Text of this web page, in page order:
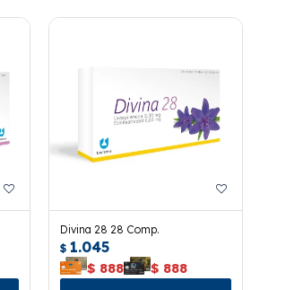
Divina 28 28 Comp.
$ 1.045
$ 888 $ 888